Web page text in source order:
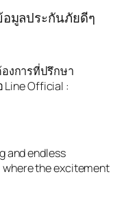
อมูลประกันภัยดีๆ
งการที่ปรึกษา
Official :
and endless
where the excitement